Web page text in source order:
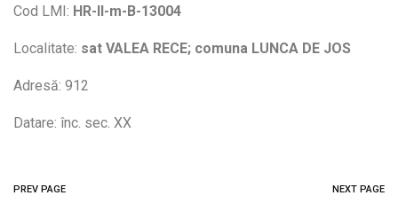
Cod LMI: HR-II-m-B-13004
Localitate: sat VALEA RECE; comuna LUNCA DE JOS
Adresă: 912
Datare: înc. sec. XX
PREV PAGE NEXT PAGE